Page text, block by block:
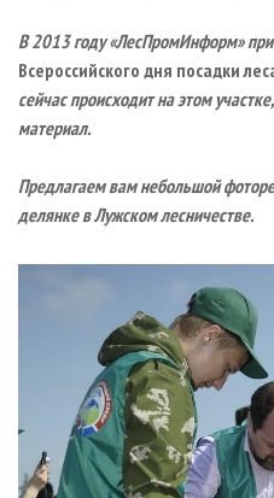
В 2013 году «ЛесПромИнформ»
Всероссийского дня посадки
сейчас происходит на этом
материал.
Предлагаем вам небольшой
делянке в Лужском лесничестве.